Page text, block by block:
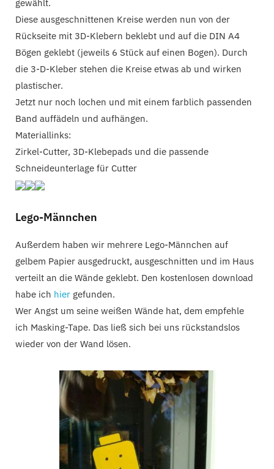
gewählt.
Diese ausgeschnittenen Kreise werden nun von der
Rückseite mit 3D-Klebern beklebt und auf die DIN A4
Bögen geklebt (jeweils 6 Stück auf einen Bogen). Durch
die 3-D-Kleber stehen die Kreise etwas ab und wirken
plastischer.
Jetzt nur noch lochen und mit einem farblich passenden
Band auffädeln und aufhängen.
Materiallinks:
Zirkel-Cutter, 3D-Klebepads und die passende
Schneideunterlage für Cutter
Lego-Männchen
Außerdem haben wir mehrere Lego-Männchen auf
gelbem Papier ausgedruckt, ausgeschnitten und im Haus
verteilt an die Wände geklebt. Den kostenlosen download
habe ich hier gefunden.
Wer Angst um seine weißen Wände hat, dem empfehle
ich Masking-Tape. Das ließ sich bei uns rückstandslos
wieder von der Wand lösen. ​​